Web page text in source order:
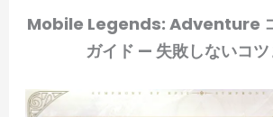
Mobile Legends: Adventure コ
ガイド — 失敗しないコ